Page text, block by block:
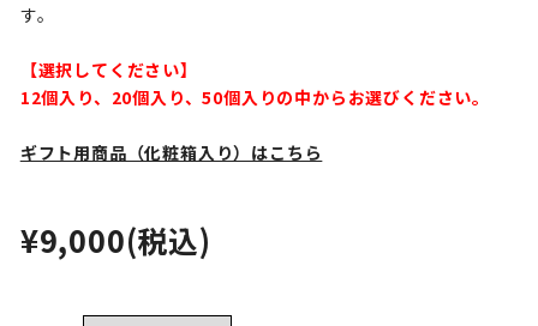
す。
【選択してください】
12個入り、20個入り、50個入りの中からお選びください。
ギフト用商品（化粧箱入り）はこちら
¥9,000(税込)